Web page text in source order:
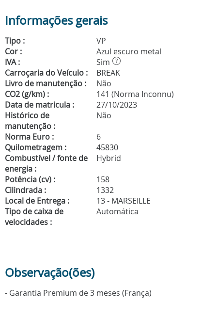
Informações gerais
Tipo :
VP
Cor :
Azul escuro metal
IVA :
Sim ?
Carroçaria do Veículo :
BREAK
Livro de manutenção :
Não
CO2 (g/km) :
141 (Norma Inconnu)
Data de matricula :
27/10/2023
Histórico de
manutenção :
Não
Norma Euro :
6
Quilometragem :
45830
Combustível / fonte de
energia :
Hybrid
Potência (cv) :
158
Cilindrada :
1332
Local de Entrega :
13 - MARSEILLE
Tipo de caixa de
velocidades :
Automática
Observação(ões)
- Garantia Premium de 3 meses (França)